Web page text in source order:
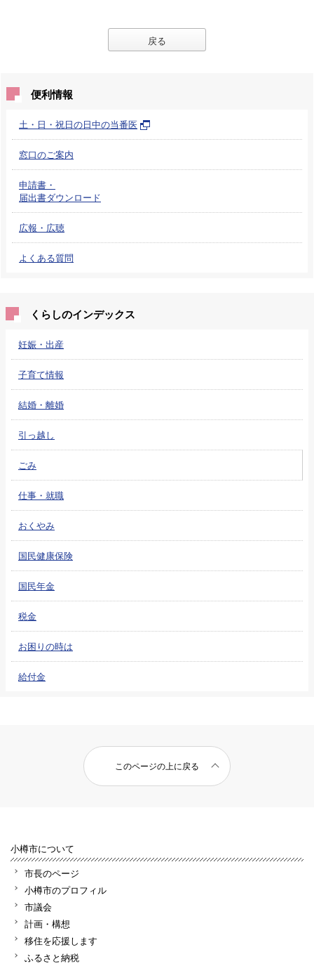
戻る
便利情報
土・日・祝日の日中の当番医
窓口のご案内
申請書・
届出書ダウンロード
広報・広聴
よくある質問
くらしのインデックス
妊娠・出産
子育て情報
結婚・離婚
引っ越し
ごみ
仕事・就職
おくやみ
国民健康保険
国民年金
税金
お困りの時は
給付金
このページの上に戻る
小樽市について
市長のページ
小樽市のプロフィル
市議会
計画・構想
移住を応援します
ふるさと納税